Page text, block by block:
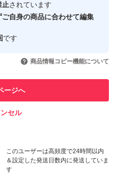
心・安全なユーザーです
引を完了させた実績があります
での取引実績があります
このユーザーは高頻度で24時間以内
＆設定した発送日数内に発送していま
す
止されています
ご自身の商品に合わせて編集
です
商品情報コピー機能について
ージへ
セル